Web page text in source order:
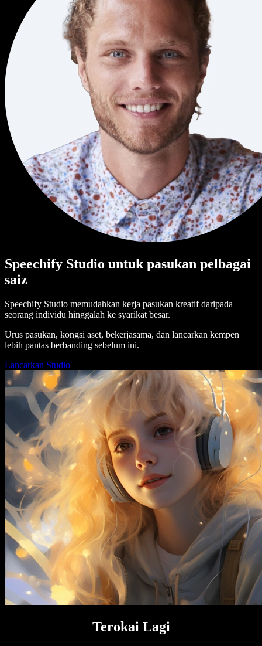
Speechify Studio untuk pasukan pelbagai
saiz
Speechify Studio memudahkan kerja pasukan kreatif daripada
seorang individu hinggalah ke syarikat besar.
Urus pasukan, kongsi aset, bekerjasama, dan lancarkan kempen
lebih pantas berbanding sebelum ini.
Lancarkan Studio
Terokai Lagi